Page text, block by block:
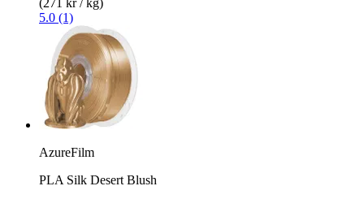
5.0 (1)
AzureFilm
PLA Silk Desert Blush